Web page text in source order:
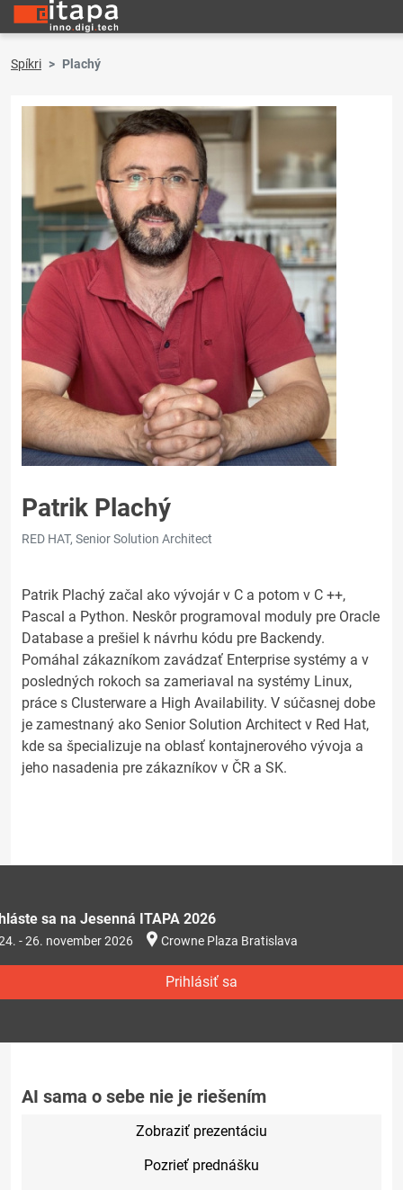
Spíkri Plachý
Patrik Plachý
RED HAT, Senior Solution Architect
Patrik Plachý začal ako vývojár v C a potom v C ++,
Pascal a Python. Neskôr programoval moduly pre Oracle
Database a prešiel k návrhu kódu pre Backendy.
Pomáhal zákazníkom zavádzať Enterprise systémy a v
posledných rokoch sa zameriaval na systémy Linux,
práce s Clusterware a High Availability. V súčasnej dobe
je zamestnaný ako Senior Solution Architect v Red Hat,
kde sa špecializuje na oblasť kontajnerového vývoja a
jeho nasadenia pre zákazníkov v ČR a SK.
sa na Jesenná ITAPA 2026
- 26. november 2026 Crowne Plaza Bratislava
Prihlásiť sa
AI sama o sebe nie je riešením
Zobraziť prezentáciu
Pozrieť prednášku